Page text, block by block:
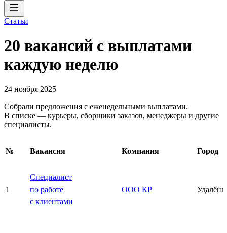
Статьи
20 вакансий с выплатами
каждую неделю
24 ноября 2025
Собрали предложения с еженедельными выплатами.
В списке — курьеры, сборщики заказов, менеджеры и другие
специалисты.
№ Вакансия Компания Город
1
Специалист
по работе
с клиентами
ООО КР